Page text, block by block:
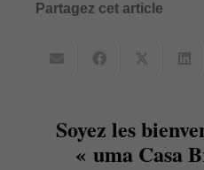
Partagez cet article
Soyez les
« uma Casa